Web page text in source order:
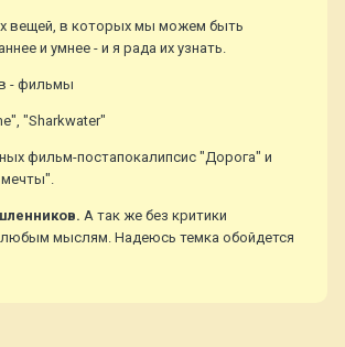
вещей, в которых мы можем быть
и умнее - и я рада их узнать.
- фильмы
"Sharkwater"
фильм-постапокалипсис "Дорога" и
А так же без критики
мыслям. Надеюсь темка обойдется